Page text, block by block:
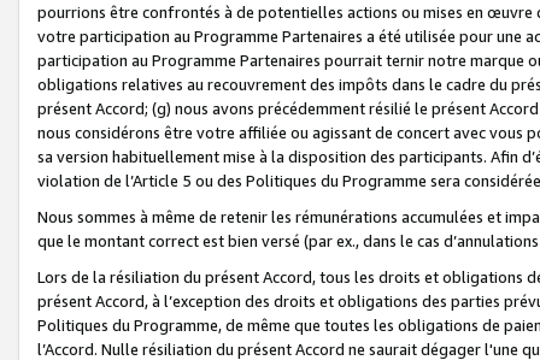
pourrions être confrontés à de potentielles actions ou mises en
votre participation au Programme Partenaires a été utilisée pour une
participation au Programme Partenaires pourrait ternir notre marque
obligations relatives au recouvrement des impôts dans le cadre du
présent Accord; (g) nous avons précédemment résilié le présent
nous considérons être votre affiliée ou agissant de concert avec vous
sa version habituellement mise à la disposition des participants. Afin
violation de l’Article 5 ou des Politiques du Programme sera
Nous sommes à même de retenir les rémunérations accumulées et
que le montant correct est bien versé (par ex., dans le cas
Lors de la résiliation du présent Accord, tous les droits et obligations
présent Accord, à l’exception des droits et obligations des parties
Politiques du Programme, de même que toutes les obligations de
l’Accord. Nulle résiliation du présent Accord ne saurait dégager l'une